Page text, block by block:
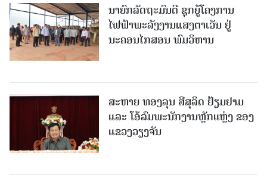
ນາຍົກລັດຖະມົນຕີ ຊຸກຍູ້ໂຄງການ
ໄຟຟ້າພະລັງງານແສງຕາເວັນ ຢູ່
ນະຄອນໄກສອນ ພົມວິຫານ
ສະຫາຍ ທອງລຸນ ສີສຸລິດ ຢ້ຽມຢາມ
ແລະ ໂອ້ລົມພະນັກງານຫຼັກແຫຼ່ງ ຂອງ
ແຂວງວຽງຈັນ